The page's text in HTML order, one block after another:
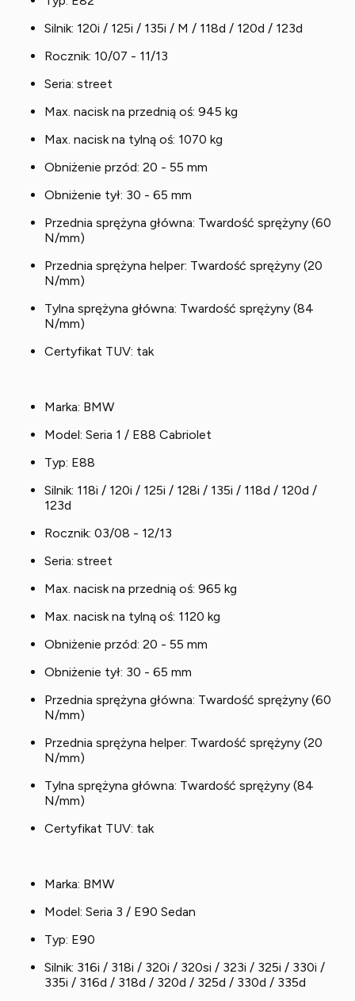
Silnik: 120i / 125i / 135i / M / 118d / 120d / 123d
Rocznik: 10/07 - 11/13
Seria: street
Max. nacisk na przednią oś: 945 kg
Max. nacisk na tylną oś: 1070 kg
Obniżenie przód: 20 - 55 mm
Obniżenie tył: 30 - 65 mm
Przednia sprężyna główna: Twardość sprężyny (60
N/mm)
Przednia sprężyna helper: Twardość sprężyny (20
N/mm)
Tylna sprężyna główna: Twardość sprężyny (84
N/mm)
Certyfikat TUV: tak
Marka: BMW
Model: Seria 1 / E88 Cabriolet
Typ: E88
Silnik: 118i / 120i / 125i / 128i / 135i / 118d / 120d /
123d
Rocznik: 03/08 - 12/13
Seria: street
Max. nacisk na przednią oś: 965 kg
Max. nacisk na tylną oś: 1120 kg
Obniżenie przód: 20 - 55 mm
Obniżenie tył: 30 - 65 mm
Przednia sprężyna główna: Twardość sprężyny (60
N/mm)
Przednia sprężyna helper: Twardość sprężyny (20
N/mm)
Tylna sprężyna główna: Twardość sprężyny (84
N/mm)
Certyfikat TUV: tak
Marka: BMW
Model: Seria 3 / E90 Sedan
Typ: E90
Silnik: 316i / 318i / 320i / 320si / 323i / 325i / 330i /
335i / 316d / 318d / 320d / 325d / 330d / 335d